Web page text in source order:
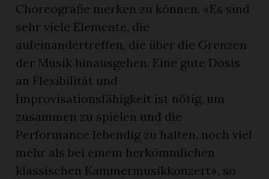
Choreografie merken zu können. «Es sind
sehr viele Elemente, die
aufeinandertreffen, die über die Grenzen
der Musik hinausgehen. Eine gute Dosis
an Flexibilität und
Improvisationsfähigkeit ist nötig, um
zusammen zu spielen und die
Performance lebendig zu halten, noch viel
mehr als bei einem herkömmlichen
klassischen Kammermusikkonzert», so